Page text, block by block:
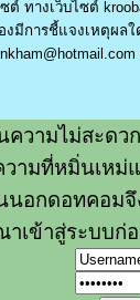
ทางเว็บไซต์
มีการชี้แจงเหตุผล
ความไม่สะดว
ามที่หมิ่นเหม่
นอกดอทคอม
าเข้าสู่ระบบก่